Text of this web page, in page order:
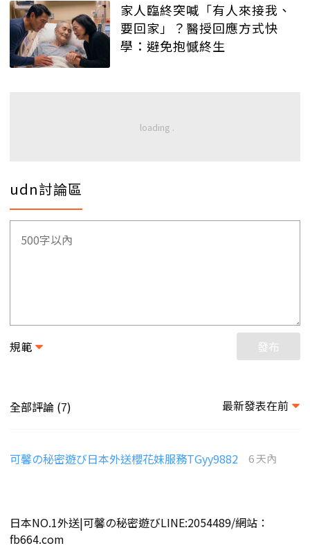
家人臨終突喊「有人來接我、
要回家」？醫授回應方式快
學：避免抱憾終生
udn討論區
規範 發布
全部評論 (7) 最新發表在前
可馨の秘密遊び日本外送櫻花妹服務TGyy9882 6 天內
日本NO.1外送|可馨の秘密遊びLINE:2054489/網站：
fb664.com